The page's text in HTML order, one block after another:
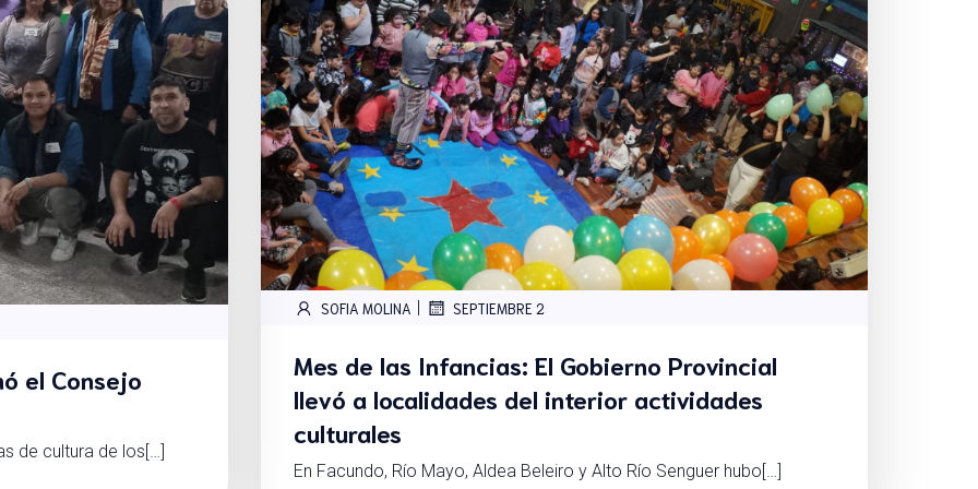
SOFIA MOLINA | SEPTIEMBRE 2
Mes de las Infancias: El Gobierno Provincial
llevó a localidades del interior actividades
culturales
En Facundo, Río Mayo, Aldea Beleiro y Alto Río Senguer hubo[…]
el Consejo
de cultura de los[…]